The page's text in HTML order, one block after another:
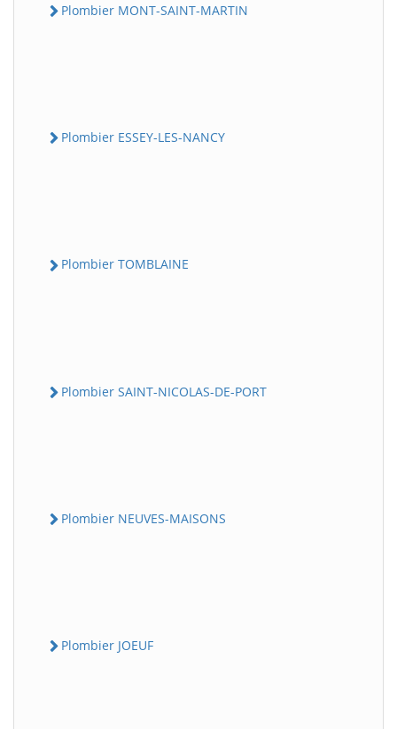
Plombier MONT-SAINT-MARTIN
Plombier ESSEY-LES-NANCY
Plombier TOMBLAINE
Plombier SAINT-NICOLAS-DE-PORT
Plombier NEUVES-MAISONS
Plombier JOEUF